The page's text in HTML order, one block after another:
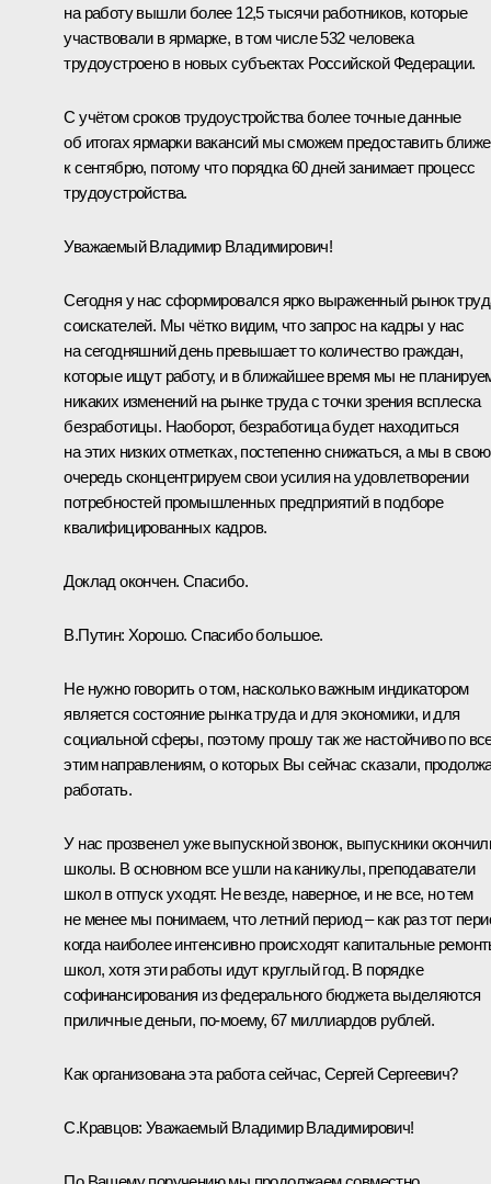
на работу вышли более 12,5 тысячи работников, которые
участвовали в ярмарке, в том числе 532 человека
трудоустроено в новых субъектах Российской Федерации.
С учётом сроков трудоустройства более точные данные
об итогах ярмарки вакансий мы сможем предоставить ближе
к сентябрю, потому что порядка 60 дней занимает процесс
трудоустройства.
Уважаемый Владимир Владимирович!
Сегодня у нас сформировался ярко выраженный рынок
соискателей. Мы чётко видим, что запрос на кадры у нас
на сегодняшний день превышает то количество граждан,
которые ищут работу, и в ближайшее время мы не
никаких изменений на рынке труда с точки зрения всплеска
безработицы. Наоборот, безработица будет находиться
на этих низких отметках, постепенно снижаться, а мы в свою
очередь сконцентрируем свои усилия на удовлетворении
потребностей промышленных предприятий в подборе
квалифицированных кадров.
Доклад окончен. Спасибо.
В.Путин: Хорошо. Спасибо большое.
Не нужно говорить о том, насколько важным индикатором
является состояние рынка труда и для экономики, и для
социальной сферы, поэтому прошу так же настойчиво по
этим направлениям, о которых Вы сейчас сказали,
работать.
У нас прозвенел уже выпускной звонок, выпускники
школы. В основном все ушли на каникулы, преподаватели
школ в отпуск уходят. Не везде, наверное, и не все, но тем
не менее мы понимаем, что летний период – как раз тот
когда наиболее интенсивно происходят капитальные
школ, хотя эти работы идут круглый год. В порядке
софинансирования из федерального бюджета выделяются
приличные деньги, по-моему, 67 миллиардов рублей.
Как организована эта работа сейчас, Сергей Сергеевич?
С.Кравцов: Уважаемый Владимир Владимирович!